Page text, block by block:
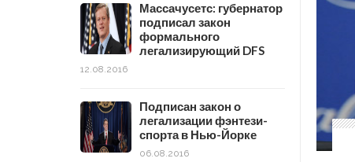
Массачусетс: губернатор
подписал закон
формального
легализирующий DFS
12.08.2016
Подписан закон о
легализации фэнтези-
спорта в Нью-Йорке
06.08.2016